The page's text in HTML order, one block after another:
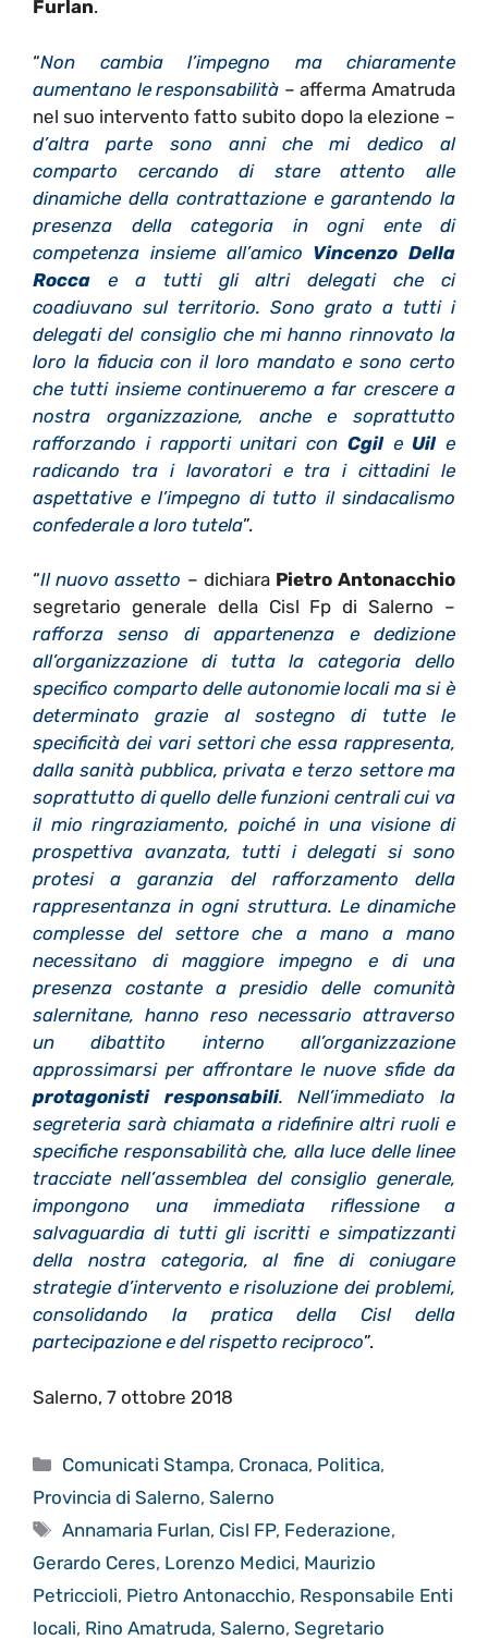
Furlan.
“Non cambia l’impegno ma chiaramente
aumentano le responsabilità – afferma Amatruda
nel suo intervento fatto subito dopo la elezione –
d’altra parte sono anni che mi dedico al
comparto cercando di stare attento alle
dinamiche della contrattazione e garantendo la
presenza della categoria in ogni ente di
competenza insieme all’amico Vincenzo Della
Rocca e a tutti gli altri delegati che ci
coadiuvano sul territorio. Sono grato a tutti i
delegati del consiglio che mi hanno rinnovato la
loro la fiducia con il loro mandato e sono certo
che tutti insieme continueremo a far crescere a
nostra organizzazione, anche e soprattutto
rafforzando i rapporti unitari con CgileUile
radicando tra i lavoratori e tra i cittadini le
aspettative e l’impegno di tutto il sindacalismo
confederale a loro tutela”.
“Il nuovo assetto – dichiara Pietro Antonacchio
segretario generale della Cisl Fp di Salerno –
rafforza senso di appartenenza e dedizione
all’organizzazione di tutta la categoria dello
specifico comparto delle autonomie locali ma si è
determinato grazie al sostegno di tutte le
specificità dei vari settori che essa rappresenta,
dalla sanità pubblica, privata e terzo settore ma
soprattutto di quello delle funzioni centrali cui va
il mio ringraziamento, poiché in una visione di
prospettiva avanzata, tutti i delegati si sono
protesi a garanzia del rafforzamento della
rappresentanza in ogni struttura. Le dinamiche
complesse del settore che a mano a mano
necessitano di maggiore impegno e di una
presenza costante a presidio delle comunità
salernitane, hanno reso necessario attraverso
un dibattito interno all’organizzazione
approssimarsi per affrontare le nuove sfide da
protagonisti responsabili. Nell’immediato la
segreteria sarà chiamata a ridefinire altri ruoli e
specifiche responsabilità che, alla luce delle linee
tracciate nell’assemblea del consiglio generale,
impongono una immediata riflessione a
salvaguardia di tutti gli iscritti e simpatizzanti
della nostra categoria, al fine di coniugare
strategie d’intervento e risoluzione dei problemi,
consolidando la pratica della Cisl della
partecipazione e del rispetto reciproco”.
Salerno, 7 ottobre 2018
Categorie
Comunicati Stampa, Cronaca, Politica,
Provincia di Salerno, Salerno
Tag
Annamaria Furlan, Cisl FP, Federazione,
Gerardo Ceres, Lorenzo Medici, Maurizio
Petriccioli, Pietro Antonacchio, Responsabile Enti
locali, Rino Amatruda, Salerno, Segretario